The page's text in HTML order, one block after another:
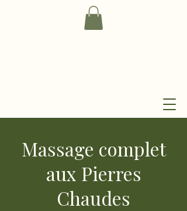
Massage complet
aux Pierres
Chaudes